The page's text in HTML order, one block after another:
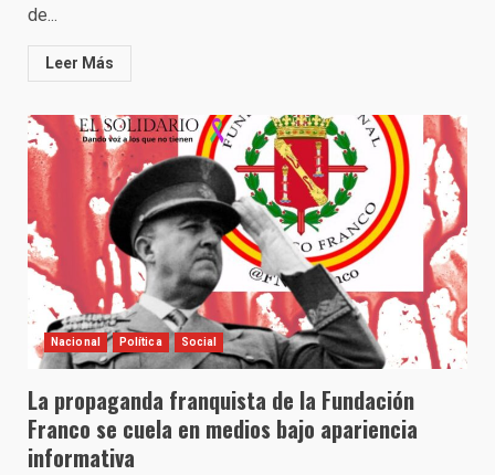
de...
Leer Más
Nacional Política Social
La propaganda franquista de la Fundación
Franco se cuela en medios bajo apariencia
informativa